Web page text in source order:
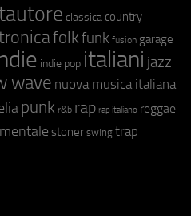
classica country
folkfunk fusion garage
indie pop italiani jazz
wave nuova musica italiana
punk r&b rap rap italiano reggae
stoner swing trap